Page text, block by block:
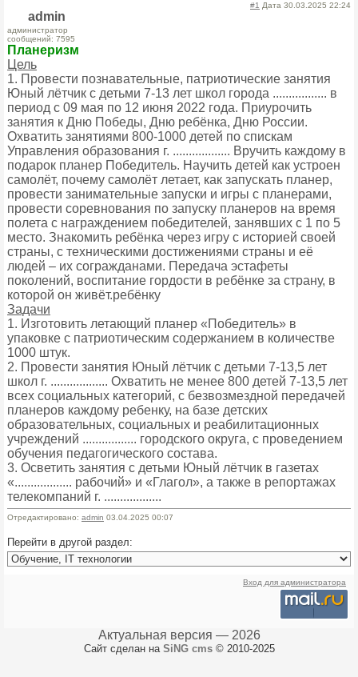
#1 Дата 30.03.2025 22:24
admin
администратор
сообщений: 7595
Планеризм
Цель
1. Провести познавательные, патриотические занятия
Юный лётчик с детьми 7-13 лет школ города ................. в
период с 09 мая по 12 июня 2022 года. Приурочить
занятия к Дню Победы, Дню ребёнка, Дню России.
Охватить занятиями 800-1000 детей по спискам
Управления образования г. .................. Вручить каждому в
подарок планер Победитель. Научить детей как устроен
самолёт, почему самолёт летает, как запускать планер,
провести занимательные запуски и игры с планерами,
провести соревнования по запуску планеров на время
полета с награждением победителей, занявших с 1 по 5
место. Знакомить ребёнка через игру с историей своей
страны, с техническими достижениями страны и её
людей – их согражданами. Передача эстафеты
поколений, воспитание гордости в ребёнке за страну, в
которой он живёт.ребёнку
Задачи
1. Изготовить летающий планер «Победитель» в
упаковке с патриотическим содержанием в количестве
1000 штук.
2. Провести занятия Юный лётчик с детьми 7-13,5 лет
школ г. .................. Охватить не менее 800 детей 7-13,5 лет
всех социальных категорий, с безвозмездной передачей
планеров каждому ребенку, на базе детских
образовательных, социальных и реабилитационных
учреждений ................. городского округа, с проведением
обучения педагогического состава.
3. Осветить занятия с детьми Юный лётчик в газетах
«.................. рабочий» и «Глагол», а также в репортажах
телекомпаний г. ..................
Отредактировано: admin 03.04.2025 00:07
Перейти в другой раздел:
Вход для администратора
Актуальная версия — 2026
Сайт сделан на SiNG cms© 2010-2025